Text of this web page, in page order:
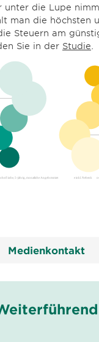
unter die Lupe
man die höchsten
Steuern am
Sie in der Studie
Medienkontakt